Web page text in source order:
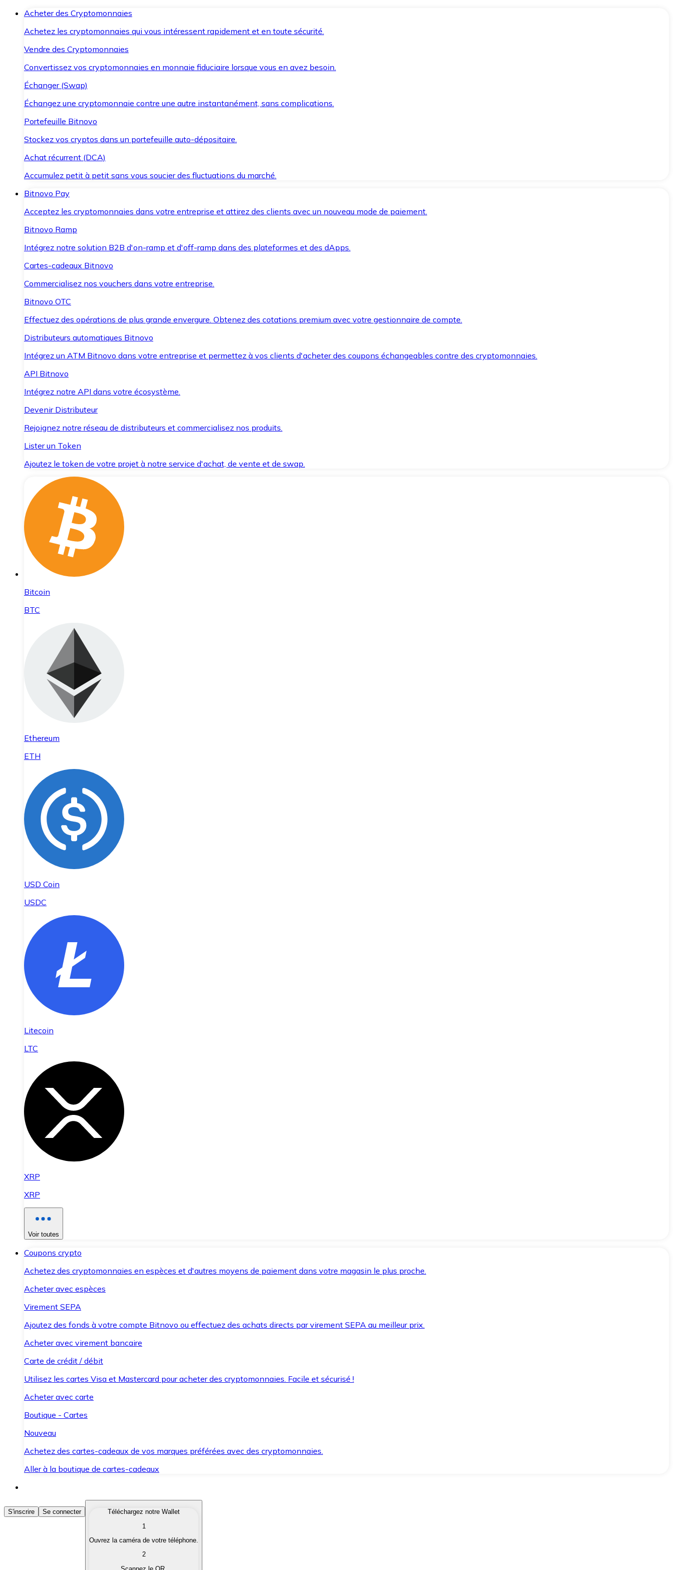
Acheter des Cryptomonnaies
Achetez les cryptomonnaies qui vous intéressent rapidement et en toute sécurité.
Vendre des Cryptomonnaies
Convertissez vos cryptomonnaies en monnaie fiduciaire lorsque vous en avez besoin.
Échanger (Swap)
Échangez une cryptomonnaie contre une autre instantanément, sans complications.
Portefeuille Bitnovo
Stockez vos cryptos dans un portefeuille auto-dépositaire.
Achat récurrent (DCA)
Accumulez petit à petit sans vous soucier des fluctuations du marché.
Bitnovo Pay
Acceptez les cryptomonnaies dans votre entreprise et attirez des clients avec un nouveau mode de paiement.
Bitnovo Ramp
Intégrez notre solution B2B d'on-ramp et d'off-ramp dans des plateformes et des dApps.
Cartes-cadeaux Bitnovo
Commercialisez nos vouchers dans votre entreprise.
Bitnovo OTC
Effectuez des opérations de plus grande envergure. Obtenez des cotations premium avec votre gestionnaire de compte.
Distributeurs automatiques Bitnovo
Intégrez un ATM Bitnovo dans votre entreprise et permettez à vos clients d'acheter des coupons échangeables contre des cryptomonnaies.
API Bitnovo
Intégrez notre API dans votre écosystème.
Devenir Distributeur
Rejoignez notre réseau de distributeurs et commercialisez nos produits.
Lister un Token
Ajoutez le token de votre projet à notre service d'achat, de vente et de swap.
Bitcoin
BTC
Ethereum
ETH
USD Coin
USDC
Litecoin
LTC
XRP
XRP
Voir toutes
Coupons crypto
Achetez des cryptomonnaies en espèces et d'autres moyens de paiement dans votre magasin le plus proche.
Acheter avec espèces
Virement SEPA
Ajoutez des fonds à votre compte Bitnovo ou effectuez des achats directs par virement SEPA au meilleur prix.
Acheter avec virement bancaire
Carte de crédit / débit
Utilisez les cartes Visa et Mastercard pour acheter des cryptomonnaies. Facile et sécurisé !
Acheter avec carte
Boutique - Cartes
Nouveau
Achetez des cartes-cadeaux de vos marques préférées avec des cryptomonnaies.
Aller à la boutique de cartes-cadeaux
Acheter des Cryptomonnaies
Achetez les cryptomonnaies qui vous intéressent rapidement et en toute sécurité.
Convertissez vos cryptomonnaies en monnaie fiduciaire lorsque vous en avez besoin.
S'inscrire Se connecter
Téléchargez notre Wallet
1
Ouvrez la caméra de votre téléphone.
2